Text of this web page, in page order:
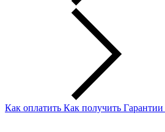
Как оплатить Как получить Гарантии